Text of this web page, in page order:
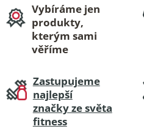
Vybíráme jen
produkty,
kterým sami
věříme
Zastupujeme
najlepší
značky ze světa
fitness